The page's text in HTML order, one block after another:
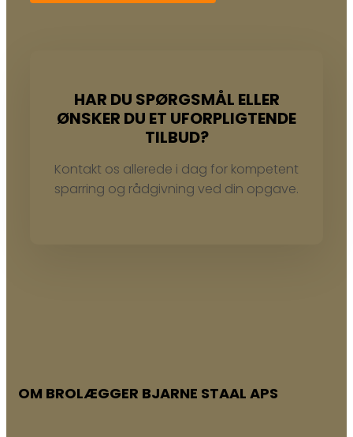
HAR DU SPØRGSMÅL ELLER
ØNSKER DU ET UFORPLIGTENDE
TILBUD?
Kontakt os allerede i dag for kompetent
sparring og rådgivning ved din opgave.
OM BROLÆGGER BJARNE STAAL APS